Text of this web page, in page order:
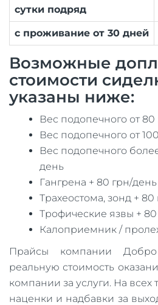
сутки подряд
с проживание от 30 дней
Возможные
стоимости
указаны ниже:
Вес подопечного от 80
Вес подопечного от
Вес подопечного
день
Гангрена + 80 грн/день
Трахеостома, зонд +
Трофические язвы +
Калоприемник /
Прайсы компании
реальную стоимость
компании за услуги. На всех
наценки и надбавки за